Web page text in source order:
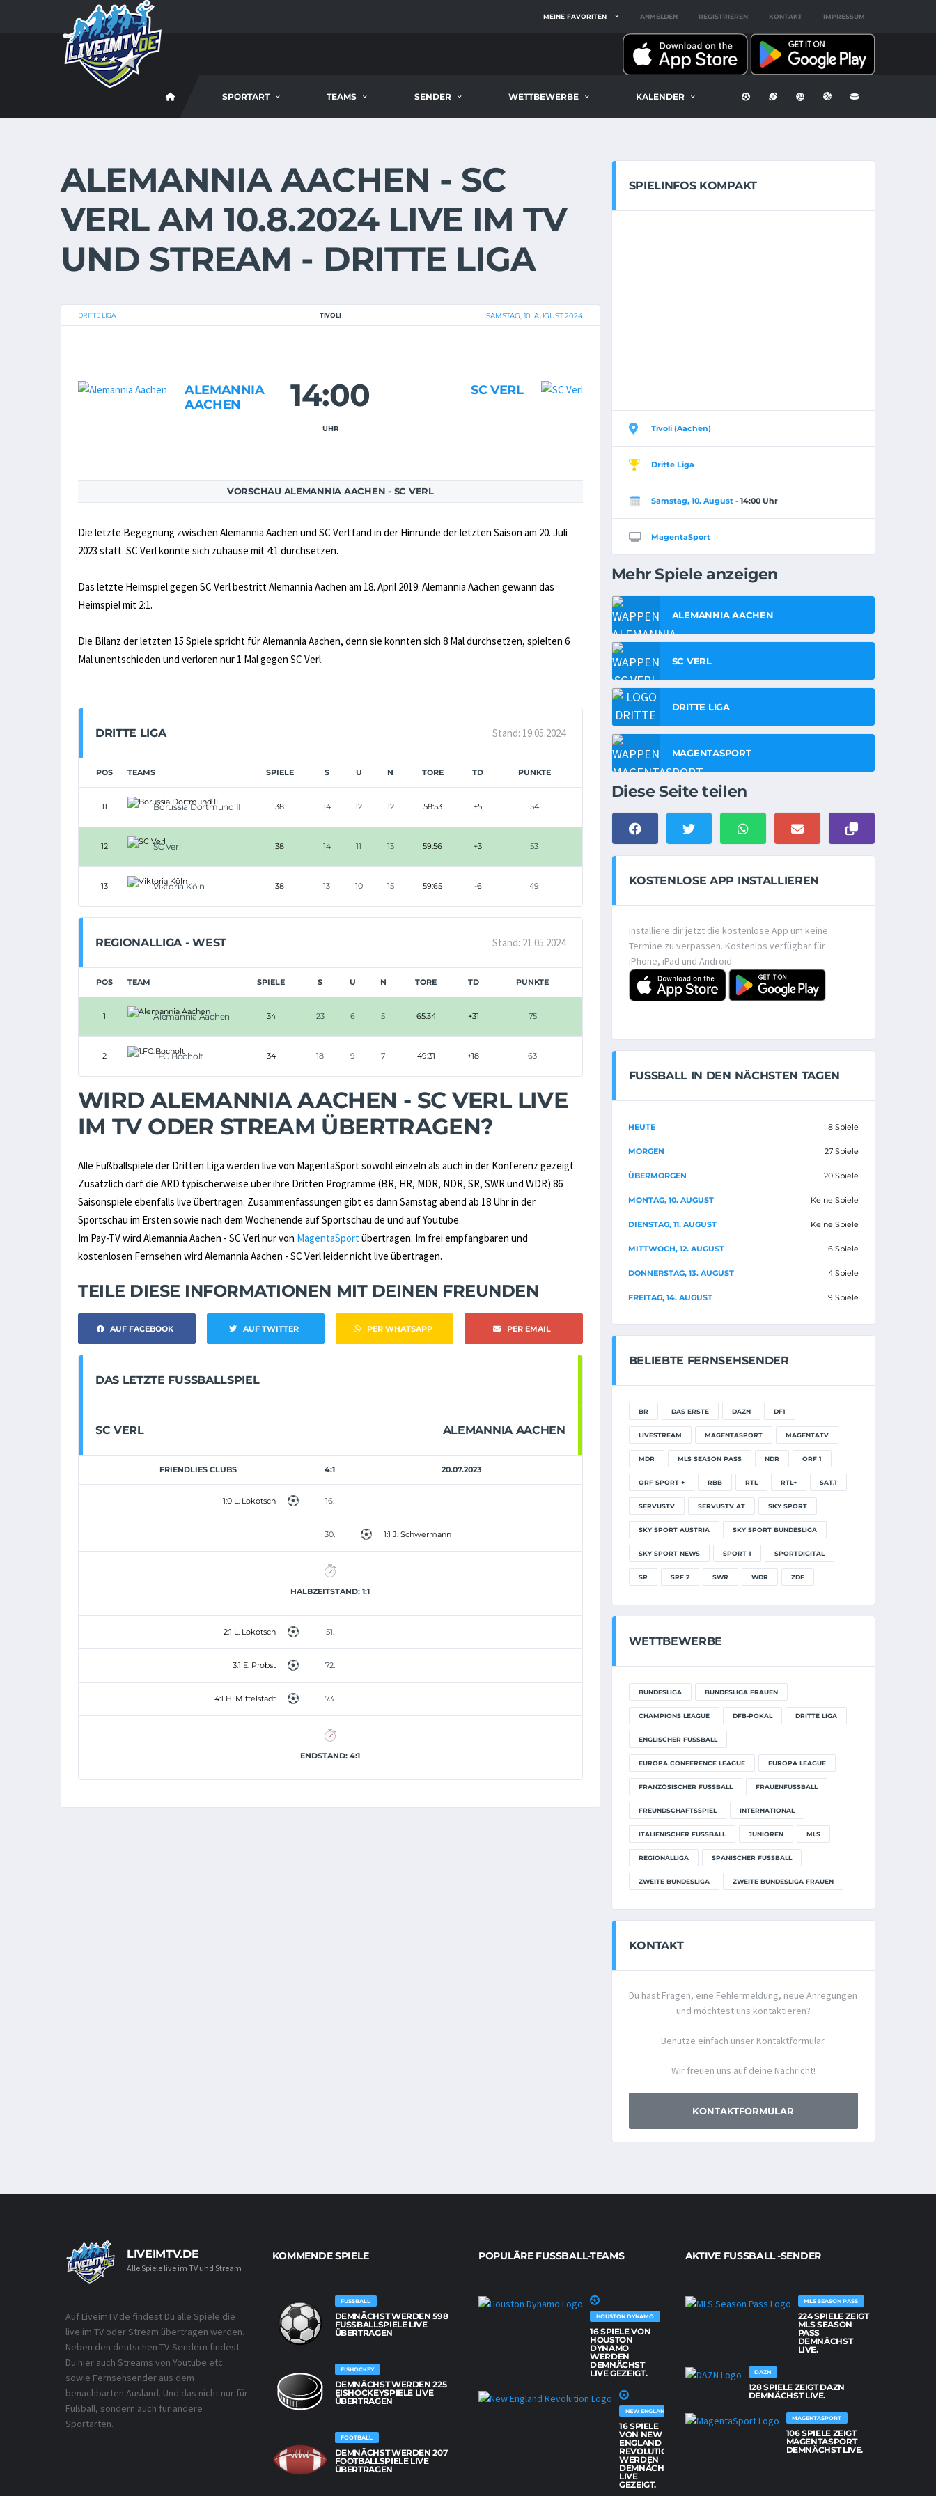
MEINE FAVORITEN ANMELDEN REGISTRIEREN KONTAKT IMPRESSUM
SPORTART TEAMS SENDER WETTBEWERBE KALENDER
ALEMANNIA AACHEN - SC
VERL AM 10.8.2024 LIVE IM TV
UND STREAM - DRITTE LIGA
DRITTE LIGA TIVOLI SAMSTAG, 10. AUGUST 2024
ALEMANNIA
AACHEN
14:00
UHR
SC VERL
VORSCHAU ALEMANNIA AACHEN - SC VERL
Die letzte Begegnung zwischen Alemannia Aachen und SC Verl fand in der Hinrunde der letzten Saison am 20. Juli
2023 statt. SC Verl konnte sich zuhause mit 4:1 durchsetzen.
Das letzte Heimspiel gegen SC Verl bestritt Alemannia Aachen am 18. April 2019. Alemannia Aachen gewann das
Heimspiel mit 2:1.
Die Bilanz der letzten 15 Spiele spricht für Alemannia Aachen, denn sie konnten sich 8 Mal durchsetzen, spielten 6
Mal unentschieden und verloren nur 1 Mal gegen SC Verl.
DRITTE LIGA Stand: 19.05.2024
POS TEAMS SPIELE S U N TORE TD PUNKTE
11 Borussia Dortmund II 38 14 12 12 58:53 +5 54
12 SC Verl 38 14 11 13 59:56 +3 53
13 Viktoria Köln 38 13 10 15 59:65 -6 49
REGIONALLIGA - WEST Stand: 21.05.2024
POS TEAM SPIELE S U N TORE TD PUNKTE
1 Alemannia Aachen 34 23 6 5 65:34 +31 75
2 1.FC Bocholt 34 18 9 7 49:31 +18 63
WIRD ALEMANNIA AACHEN - SC VERL LIVE
IM TV ODER STREAM ÜBERTRAGEN?
Alle Fußballspiele der Dritten Liga werden live von MagentaSport sowohl einzeln als auch in der Konferenz gezeigt.
Zusätzlich darf die ARD typischerweise über ihre Dritten Programme (BR, HR, MDR, NDR, SR, SWR und WDR) 86
Saisonspiele ebenfalls live übertragen. Zusammenfassungen gibt es dann Samstag abend ab 18 Uhr in der
Sportschau im Ersten sowie nach dem Wochenende auf Sportschau.de und auf Youtube.
Im Pay-TV wird Alemannia Aachen - SC Verl nur von MagentaSportübertragen. Im frei empfangbaren und
kostenlosen Fernsehen wird Alemannia Aachen - SC Verl leider nicht live übertragen.
TEILE DIESE INFORMATIONEN MIT DEINEN FREUNDEN
AUF FACEBOOK AUF TWITTER PER WHATSAPP PER EMAIL
DAS LETZTE FUSSBALLSPIEL
SC VERL ALEMANNIA AACHEN
FRIENDLIES CLUBS 4:1 20.07.2023
1:0 L. Lokotsch 16.
30. 1:1 J. Schwermann
HALBZEITSTAND: 1:1
2:1 L. Lokotsch 51.
3:1 E. Probst 72.
4:1 H. Mittelstadt 73.
ENDSTAND: 4:1
SPIELINFOS KOMPAKT
Tivoli (Aachen)
Dritte Liga
Samstag, 10. August- 14:00 Uhr
MagentaSport
Mehr Spiele anzeigen
ALEMANNIA AACHEN
SC VERL
DRITTE LIGA
MAGENTASPORT
Diese Seite teilen
KOSTENLOSE APP INSTALLIEREN
Installiere dir jetzt die kostenlose App um keine
Termine zu verpassen. Kostenlos verfügbar für
iPhone, iPad und Android.
FUSSBALL IN DEN NÄCHSTEN TAGEN
HEUTE 8 Spiele
MORGEN 27 Spiele
ÜBERMORGEN 20 Spiele
MONTAG, 10. AUGUST Keine Spiele
DIENSTAG, 11. AUGUST Keine Spiele
MITTWOCH, 12. AUGUST 6 Spiele
DONNERSTAG, 13. AUGUST 4 Spiele
FREITAG, 14. AUGUST 9 Spiele
BELIEBTE FERNSEHSENDER
BR DAS ERSTE DAZN DF1
LIVESTREAM MAGENTASPORT MAGENTATV
MDR MLS SEASON PASS NDR ORF 1
ORF SPORT + RBB RTL RTL+ SAT.1
SERVUSTV SERVUSTV AT SKY SPORT
SKY SPORT AUSTRIA SKY SPORT BUNDESLIGA
SKY SPORT NEWS SPORT 1 SPORTDIGITAL
SR SRF 2 SWR WDR ZDF
WETTBEWERBE
BUNDESLIGA BUNDESLIGA FRAUEN
CHAMPIONS LEAGUE DFB-POKAL DRITTE LIGA
ENGLISCHER FUSSBALL
EUROPA CONFERENCE LEAGUE EUROPA LEAGUE
FRANZÖSISCHER FUSSBALL FRAUENFUSSBALL
FREUNDSCHAFTSSPIEL INTERNATIONAL
ITALIENISCHER FUSSBALL JUNIOREN MLS
REGIONALLIGA SPANISCHER FUSSBALL
ZWEITE BUNDESLIGA ZWEITE BUNDESLIGA FRAUEN
KONTAKT
Du hast Fragen, eine Fehlermeldung, neue Anregungen
und möchtest uns kontaktieren?
Benutze einfach unser Kontaktformular.
Wir freuen uns auf deine Nachricht!
KONTAKTFORMULAR
LIVEIMTV.DE
Alle Spiele live im TV und Stream
Auf LiveimTV.de findest Du alle Spiele die
live im TV oder Stream übertragen werden.
Neben den deutschen TV-Sendern findest
Du hier auch Streams von Youtube etc.
sowie Fernsehsender aus dem
benachbarten Ausland. Und das nicht nur für
Fußball, sondern auch für andere
Sportarten.
KOMMENDE SPIELE
FUSSBALL
DEMNÄCHST WERDEN 598
FUSSBALLSPIELE LIVE Ü
BERTRAGEN
EISHOCKEY
DEMNÄCHST WERDEN 225
EISHOCKEYSPIELE LIVE
ÜBERTRAGEN
FOOTBALL
DEMNÄCHST WERDEN 207
FOOTBALLSPIELE LIVE
ÜBERTRAGEN
POPULÄRE FUSSBALL-TEAMS
HOUSTON DYNAMO
16 SPIELE VON
HOUSTON
DYNAMO
WERDEN
DEMNÄCHST
LIVE GEZEIGT.
NEW ENGLAND REVOLUTION
16 SPIELE
VON NEW
ENGLAND
REVOLUTION
WERDEN
DEMNÄCHST
LIVE
GEZEIGT.
AKTIVE FUSSBALL -SENDER
MLS SEASON PASS
224 SPIELE ZEIGT
MLS SEASON
PASS
DEMNÄCHST
LIVE.
DAZN
128 SPIELE ZEIGT DAZN
DEMNÄCHST LIVE.
MAGENTASPORT
106 SPIELE ZEIGT
MAGENTASPORT
DEMNÄCHST LIVE.